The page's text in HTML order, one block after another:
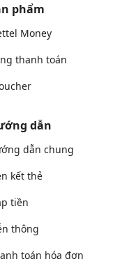
phẩm
Money
thanh toán
dẫn
dẫn chung
kết thẻ
tiền
thông
toán hóa đơn